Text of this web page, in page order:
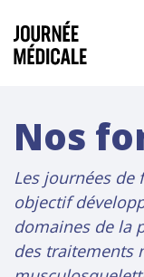
Nos
Les journées
objectif
domaines de la
des traitements